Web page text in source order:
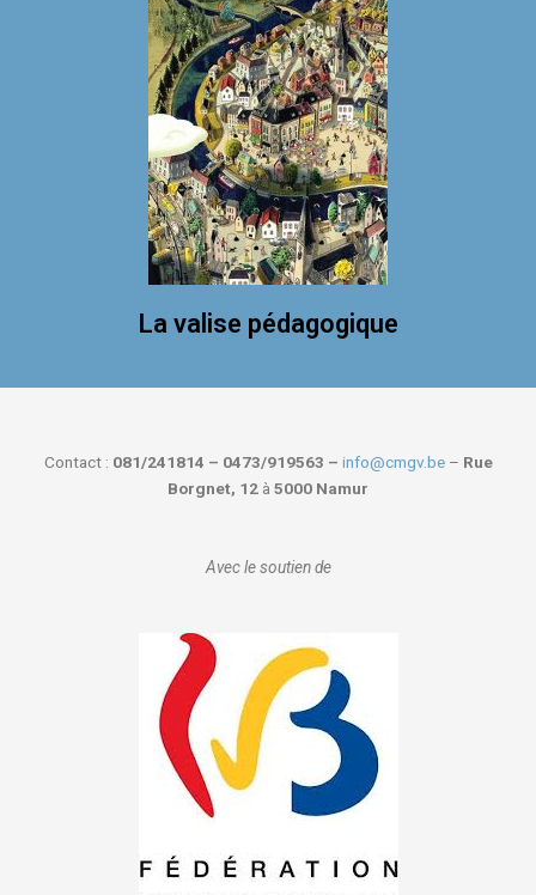
La valise pédagogique
Contact : 081/241814 – 0473/919563 – info@cmgv.be– Rue
Borgnet, 12 à 5000 Namur
Avec le soutien de